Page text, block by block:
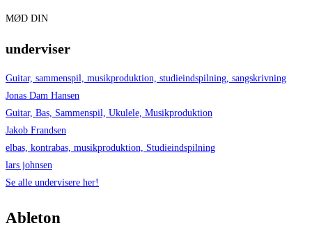
MØD DIN
underviser
Guitar, sammenspil, musikproduktion, studieindspilning, sangskrivning
Jonas Dam Hansen
Guitar, Bas, Sammenspil, Ukulele, Musikproduktion
Jakob Frandsen
elbas, kontrabas, musikproduktion, Studieindspilning
lars johnsen
Se alle undervisere her!
Ableton